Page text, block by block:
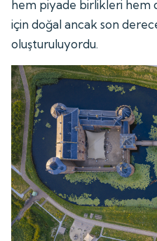
hem piyade birlikleri hem
için doğal ancak son
oluşturuluyordu.